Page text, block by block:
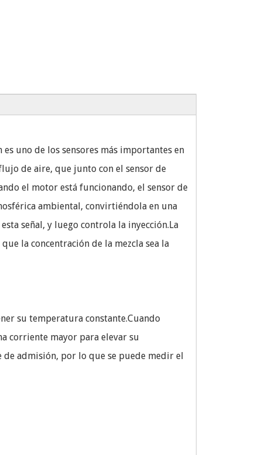
uno de los sensores más importantes en
de aire, que junto con el sensor de
el motor está funcionando, el sensor de
ambiental, convirtiéndola en una
señal, y luego controla la inyección.La
la concentración de la mezcla sea la
su temperatura constante.Cuando
corriente mayor para elevar su
admisión, por lo que se puede medir el